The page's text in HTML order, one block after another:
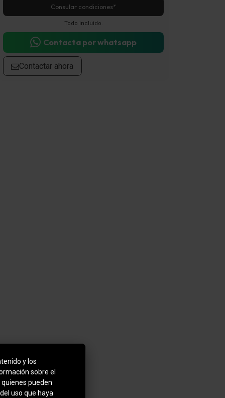
Consular condiciones*
Todo incluido.
Contacta por whatsapp
Contactar ahora
y los
sobre el
pueden
uso que haya